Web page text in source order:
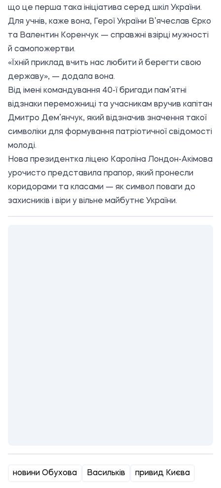
що це перша така ініціатива серед шкіл України.
Для учнів, каже вона, Герої України В’ячеслав Єрко
та Валентин Коренчук — справжні взірці мужності
й самопожертви.
«Їхній приклад вчить нас любити й берегти свою
державу», — додала вона.
Від імені командування 40-ї бригади пам’ятні
відзнаки переможниці та учасникам вручив капітан
Дмитро Дем’янчук, який відзначив значення такої
символіки для формування патріотичної свідомості
молоді.
Нова президентка ліцею Кароліна Лондон-Акімова
урочисто представила прапор, який пронесли
коридорами та класами — як символ поваги до
захисників і віри у вільне майбутнє України.
новини Обухова Васильків привид Києва